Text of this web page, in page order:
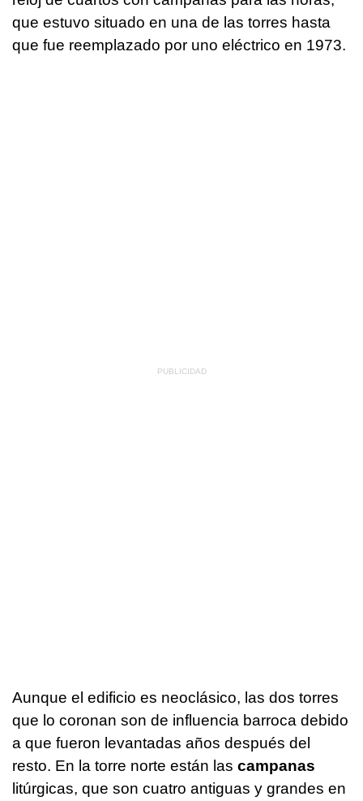
que estuvo situado en una de las torres hasta
que fue reemplazado por uno eléctrico en 1973.
Aunque el edificio es neoclásico, las dos torres
que lo coronan son de influencia barroca debido
a que fueron levantadas años después del
resto. En la torre norte están las campanas
litúrgicas, que son cuatro antiguas y grandes en